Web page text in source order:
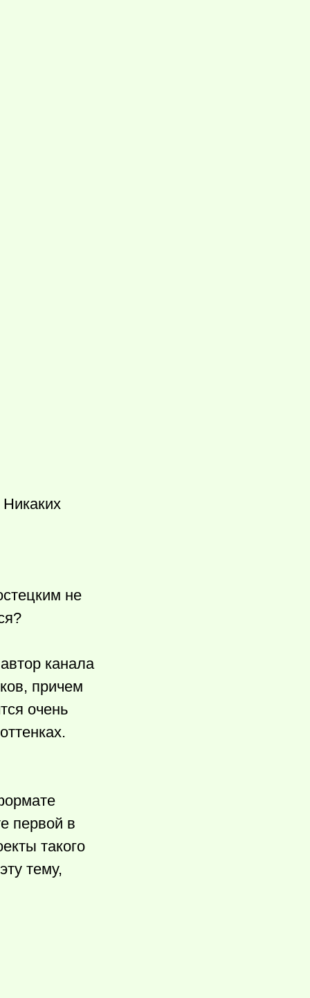
не
канала
причем
очень
первой в
такого
тему,